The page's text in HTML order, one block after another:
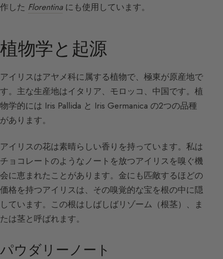
作した Florentinaにも使用しています。
植物学と起源
アイリスはアヤメ科に属する植物で、極東が原産地で
す。主な生産地はイタリア、モロッコ、中国です。植
物学的には Iris Pallida と Iris Germanica の2つの品種
があります。
アイリスの花は素晴らしい香りを持っています。私は
チョコレートのようなノートを放つアイリスを嗅ぐ機
会に恵まれたことがあります。金にも匹敵するほどの
価格を持つアイリスは、その嗅覚的な宝を根の中に隠
しています。この根はしばしばリゾーム（根茎）、ま
たは茎と呼ばれます。
パウダリーノート